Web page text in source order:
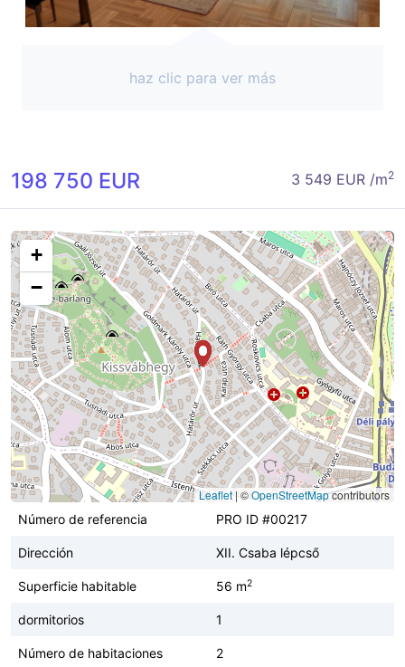
haz clic para ver más
198 750 EUR 3 549 EUR /m2
+
−
Leaflet | ©OpenStreetMapcontributors
Número de referencia
PRO ID #00217
Dirección XII. Csaba lépcső
Superficie habitable 56 m2
dormitorios 1
Número de habitaciones 2